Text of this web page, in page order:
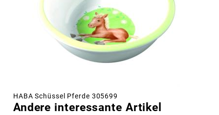
HABA Schüssel Pferde 305699
Andere interessante Artikel